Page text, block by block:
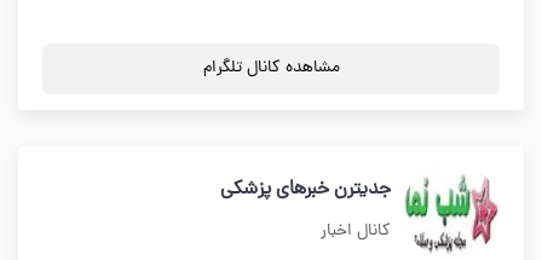
مشاهده کانال تلگرام
جدیترن خبرهای پزشکی
کانال اخبار